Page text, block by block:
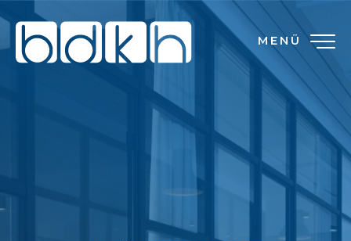
MENÜ